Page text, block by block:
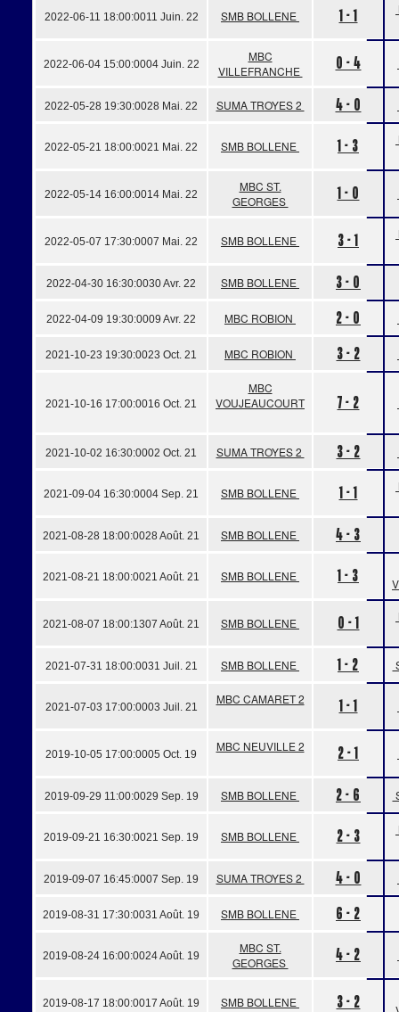
2022-06-11 18:00:0011 Juin. 22 SMB BOLLENE 1 - 1
2022-06-04 15:00:0004 Juin. 22
MBC
VILLEFRANCHE
0 - 4
2022-05-28 19:30:0028 Mai. 22 SUMA TROYES 2 4 - 0
2022-05-21 18:00:0021 Mai. 22 SMB BOLLENE 1 - 3
2022-05-14 16:00:0014 Mai. 22
MBC ST.
GEORGES
1 - 0
2022-05-07 17:30:0007 Mai. 22 SMB BOLLENE 3 - 1
2022-04-30 16:30:0030 Avr. 22 SMB BOLLENE 3 - 0
2022-04-09 19:30:0009 Avr. 22 MBC ROBION 2 - 0
2021-10-23 19:30:0023 Oct. 21 MBC ROBION 3 - 2
2021-10-16 17:00:0016 Oct. 21
MBC
VOUJEAUCOURT
7 - 2
2021-10-02 16:30:0002 Oct. 21 SUMA TROYES 2 3 - 2
2021-09-04 16:30:0004 Sep. 21 SMB BOLLENE 1 - 1
2021-08-28 18:00:0028 Août. 21 SMB BOLLENE 4 - 3
2021-08-21 18:00:0021 Août. 21 SMB BOLLENE 1 - 3
2021-08-07 18:00:1307 Août. 21 SMB BOLLENE 0 - 1
2021-07-31 18:00:0031 Juil. 21 SMB BOLLENE 1 - 2
2021-07-03 17:00:0003 Juil. 21
MBC CAMARET 2 1 - 1
2019-10-05 17:00:0005 Oct. 19
MBC NEUVILLE 2 2 - 1
2019-09-29 11:00:0029 Sep. 19 SMB BOLLENE 2 - 6
2019-09-21 16:30:0021 Sep. 19 SMB BOLLENE 2 - 3
2019-09-07 16:45:0007 Sep. 19 SUMA TROYES 2 4 - 0
2019-08-31 17:30:0031 Août. 19 SMB BOLLENE 6 - 2
2019-08-24 16:00:0024 Août. 19
MBC ST.
GEORGES
4 - 2
2019-08-17 18:00:0017 Août. 19 SMB BOLLENE 3 - 2